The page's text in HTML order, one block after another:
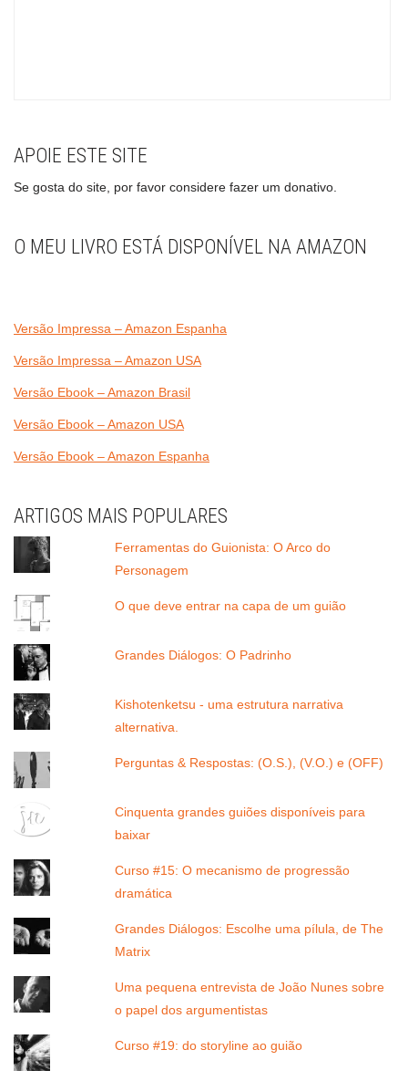
APOIE ESTE SITE
Se gosta do site, por favor considere fazer um donativo.
O MEU LIVRO ESTÁ DISPONÍVEL NA AMAZON
Versão Impressa – Amazon Espanha
Versão Impressa – Amazon USA
Versão Ebook – Amazon Brasil
Versão Ebook – Amazon USA
Versão Ebook – Amazon Espanha
ARTIGOS MAIS POPULARES
Ferramentas do Guionista: O Arco do
Personagem
O que deve entrar na capa de um guião
Grandes Diálogos: O Padrinho
Kishotenketsu - uma estrutura narrativa
alternativa.
Perguntas & Respostas: (O.S.), (V.O.) e (OFF)
Cinquenta grandes guiões disponíveis para
baixar
Curso #15: O mecanismo de progressão
dramática
Grandes Diálogos: Escolhe uma pílula, de The
Matrix
Uma pequena entrevista de João Nunes sobre
o papel dos argumentistas
Curso #19: do storyline ao guião